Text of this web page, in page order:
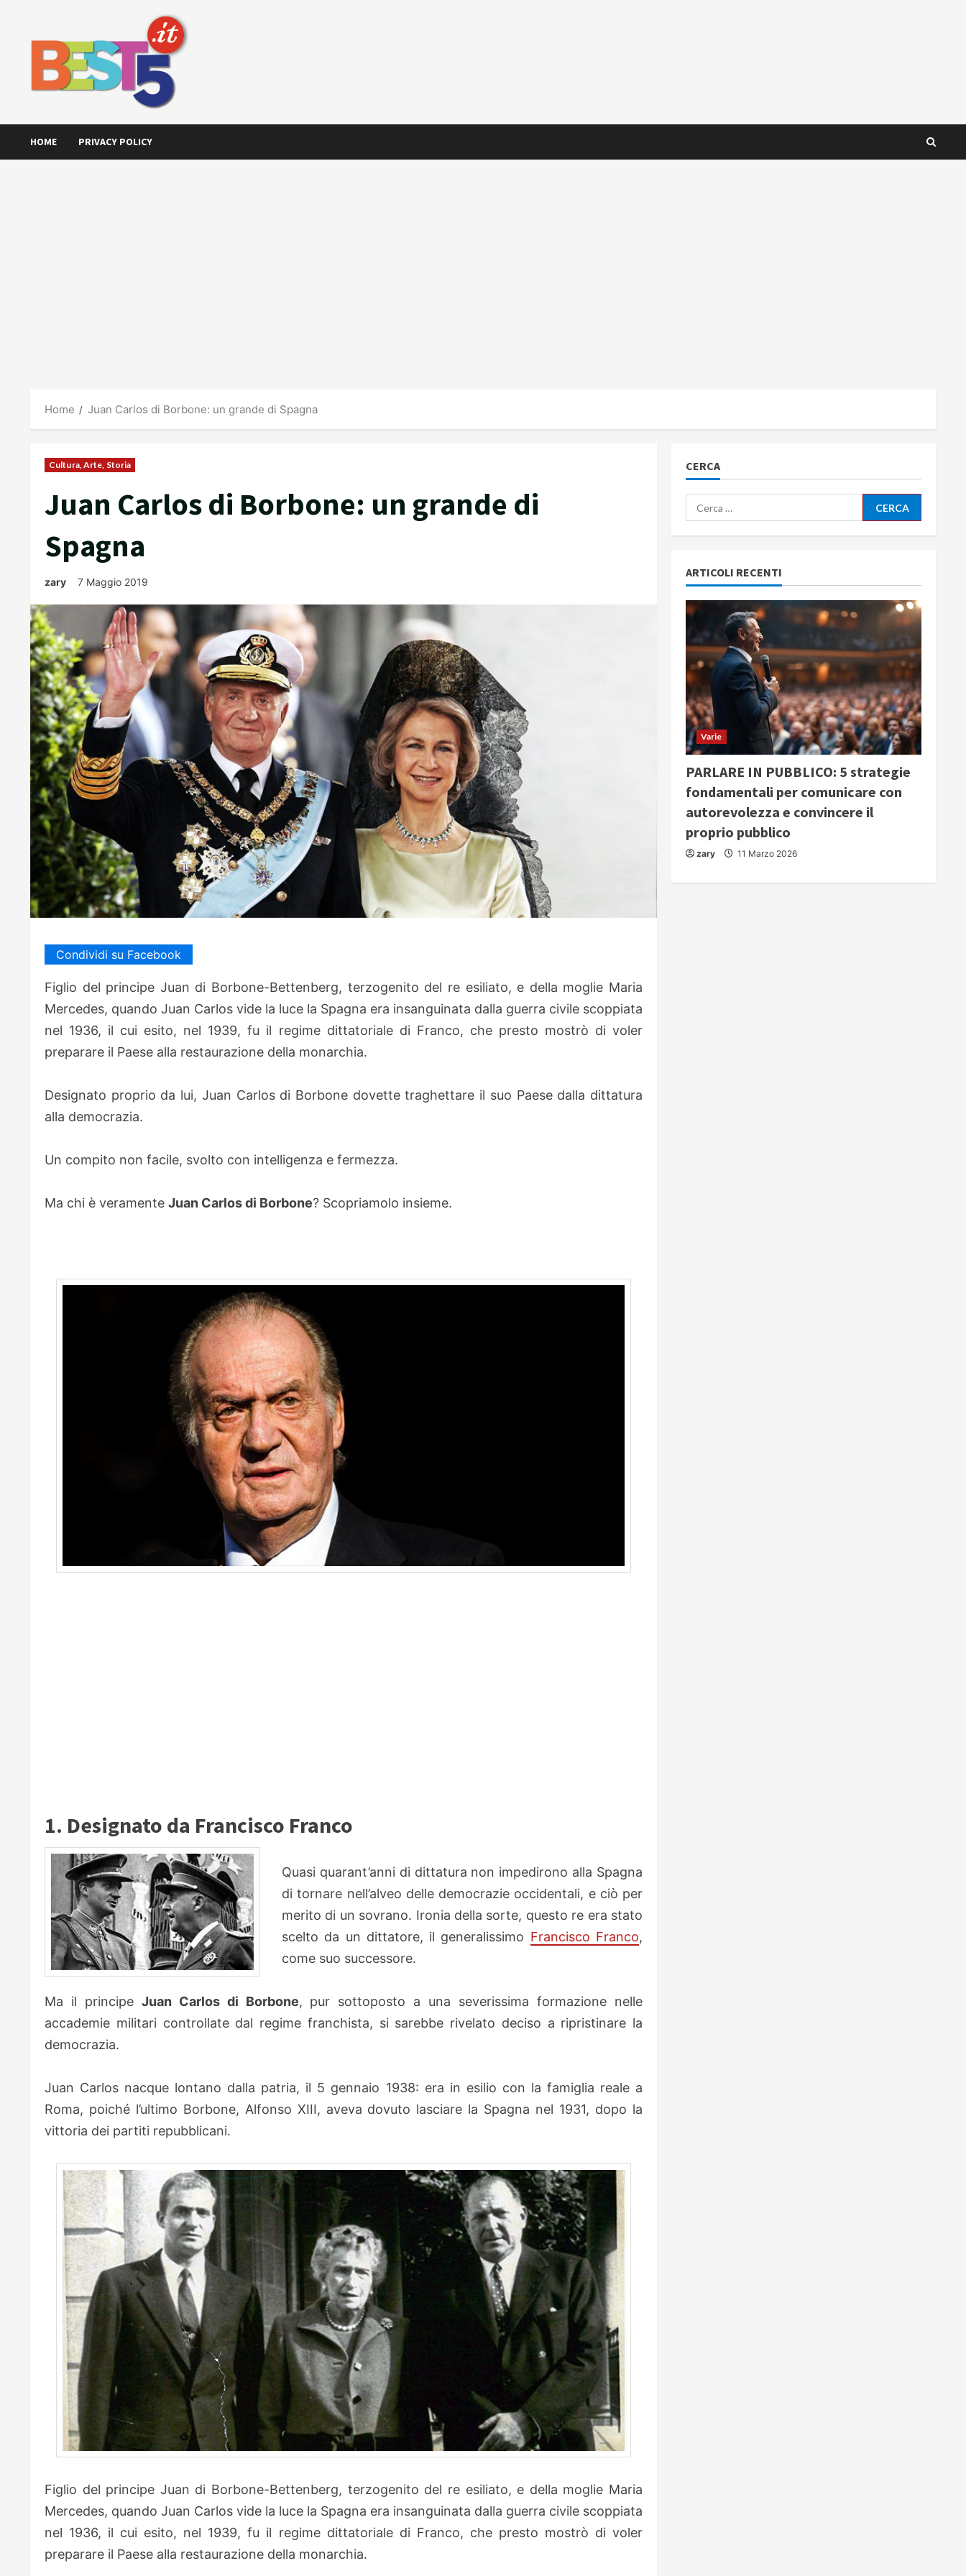
HOME PRIVACY POLICY
Home Juan Carlos di Borbone: un grande di Spagna
Cultura, Arte, Storia
Juan Carlos di Borbone: un grande di
Spagna
zary 7 Maggio 2019
Condividi su Facebook
Figlio del principe Juan di Borbone-Bettenberg, terzogenito del re esiliato, e della moglie Maria
Mercedes, quando Juan Carlos vide la luce la Spagna era insanguinata dalla guerra civile scoppiata
nel 1936, il cui esito, nel 1939, fu il regime dittatoriale di Franco, che presto mostrò di voler
preparare il Paese alla restaurazione della monarchia.
Designato proprio da lui, Juan Carlos di Borbone dovette traghettare il suo Paese dalla dittatura
alla democrazia.
Un compito non facile, svolto con intelligenza e fermezza.
Ma chi è veramente Juan Carlos di Borbone? Scopriamolo insieme.
1. Designato da Francisco Franco
Quasi quarant’anni di dittatura non impedirono alla Spagna
di tornare nell’alveo delle democrazie occidentali, e ciò per
merito di un sovrano. Ironia della sorte, questo re era stato
scelto da un dittatore, il generalissimo Francisco Franco,
come suo successore.
Ma il principe Juan Carlos di Borbone, pur sottoposto a una severissima formazione nelle
accademie militari controllate dal regime franchista, si sarebbe rivelato deciso a ripristinare la
democrazia.
Juan Carlos nacque lontano dalla patria, il 5 gennaio 1938: era in esilio con la famiglia reale a
Roma, poiché l’ultimo Borbone, Alfonso XIII, aveva dovuto lasciare la Spagna nel 1931, dopo la
vittoria dei partiti repubblicani.
Figlio del principe Juan di Borbone-Bettenberg, terzogenito del re esiliato, e della moglie Maria
Mercedes, quando Juan Carlos vide la luce la Spagna era insanguinata dalla guerra civile scoppiata
nel 1936, il cui esito, nel 1939, fu il regime dittatoriale di Franco, che presto mostrò di voler
preparare il Paese alla restaurazione della monarchia.
CERCA
Ricerca
per:
ARTICOLI RECENTI
Varie
PARLARE IN PUBBLICO: 5 strategie
fondamentali per comunicare con
autorevolezza e convincere il
proprio pubblico
zary 11 Marzo 2026